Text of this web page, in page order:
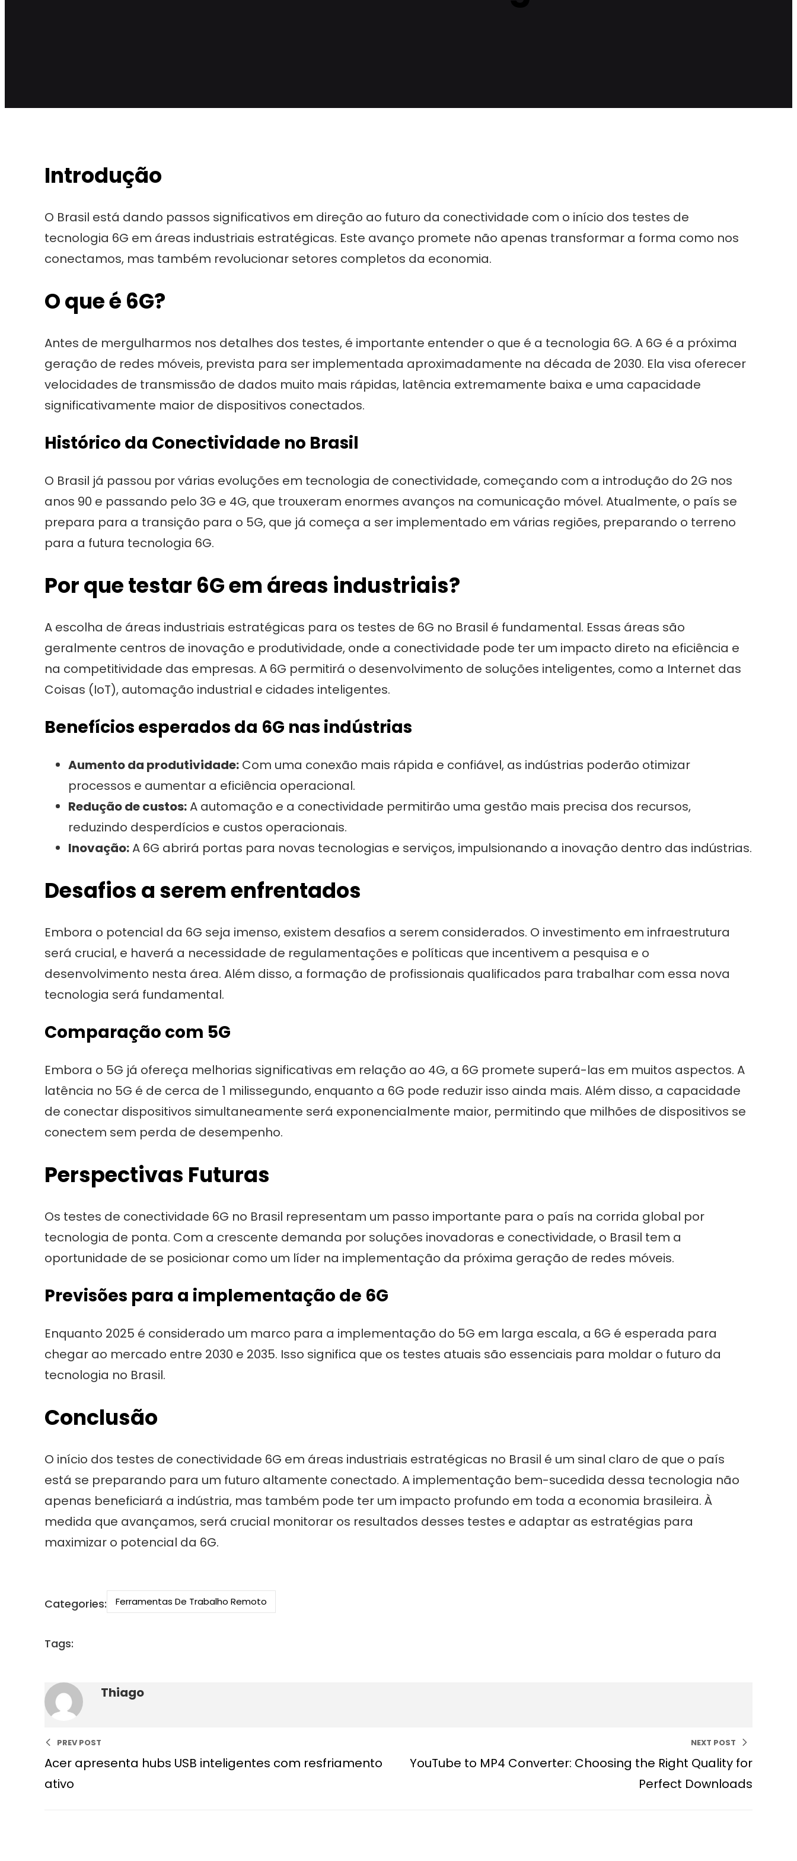
Introdução
O Brasil está dando passos significativos em direção ao futuro da conectividade com o início dos testes de
tecnologia 6G em áreas industriais estratégicas. Este avanço promete não apenas transformar a forma como nos
conectamos, mas também revolucionar setores completos da economia.
O que é 6G?
Antes de mergulharmos nos detalhes dos testes, é importante entender o que é a tecnologia 6G. A 6G é a próxima
geração de redes móveis, prevista para ser implementada aproximadamente na década de 2030. Ela visa oferecer
velocidades de transmissão de dados muito mais rápidas, latência extremamente baixa e uma capacidade
significativamente maior de dispositivos conectados.
Histórico da Conectividade no Brasil
O Brasil já passou por várias evoluções em tecnologia de conectividade, começando com a introdução do 2G nos
anos 90 e passando pelo 3G e 4G, que trouxeram enormes avanços na comunicação móvel. Atualmente, o país se
prepara para a transição para o 5G, que já começa a ser implementado em várias regiões, preparando o terreno
para a futura tecnologia 6G.
Por que testar 6G em áreas industriais?
A escolha de áreas industriais estratégicas para os testes de 6G no Brasil é fundamental. Essas áreas são
geralmente centros de inovação e produtividade, onde a conectividade pode ter um impacto direto na eficiência e
na competitividade das empresas. A 6G permitirá o desenvolvimento de soluções inteligentes, como a Internet das
Coisas (IoT), automação industrial e cidades inteligentes.
Benefícios esperados da 6G nas indústrias
Aumento da produtividade: Com uma conexão mais rápida e confiável, as indústrias poderão otimizar
processos e aumentar a eficiência operacional.
Redução de custos:A automação e a conectividade permitirão uma gestão mais precisa dos recursos,
reduzindo desperdícios e custos operacionais.
Inovação:A 6G abrirá portas para novas tecnologias e serviços, impulsionando a inovação dentro das indústrias.
Desafios a serem enfrentados
Embora o potencial da 6G seja imenso, existem desafios a serem considerados. O investimento em infraestrutura
será crucial, e haverá a necessidade de regulamentações e políticas que incentivem a pesquisa e o
desenvolvimento nesta área. Além disso, a formação de profissionais qualificados para trabalhar com essa nova
tecnologia será fundamental.
Comparação com 5G
Embora o 5G já ofereça melhorias significativas em relação ao 4G, a 6G promete superá-las em muitos aspectos. A
latência no 5G é de cerca de 1 milissegundo, enquanto a 6G pode reduzir isso ainda mais. Além disso, a capacidade
de conectar dispositivos simultaneamente será exponencialmente maior, permitindo que milhões de dispositivos se
conectem sem perda de desempenho.
Perspectivas Futuras
Os testes de conectividade 6G no Brasil representam um passo importante para o país na corrida global por
tecnologia de ponta. Com a crescente demanda por soluções inovadoras e conectividade, o Brasil tem a
oportunidade de se posicionar como um líder na implementação da próxima geração de redes móveis.
Previsões para a implementação de 6G
Enquanto 2025 é considerado um marco para a implementação do 5G em larga escala, a 6G é esperada para
chegar ao mercado entre 2030 e 2035. Isso significa que os testes atuais são essenciais para moldar o futuro da
tecnologia no Brasil.
Conclusão
O início dos testes de conectividade 6G em áreas industriais estratégicas no Brasil é um sinal claro de que o país
está se preparando para um futuro altamente conectado. A implementação bem-sucedida dessa tecnologia não
apenas beneficiará a indústria, mas também pode ter um impacto profundo em toda a economia brasileira. À
medida que avançamos, será crucial monitorar os resultados desses testes e adaptar as estratégias para
maximizar o potencial da 6G.
Categories: Ferramentas De Trabalho Remoto
Tags:
Thiago
PREV POST
Acer apresenta hubs USB inteligentes com resfriamento
ativo
NEXT POST
YouTube to MP4 Converter: Choosing the Right Quality for
Perfect Downloads